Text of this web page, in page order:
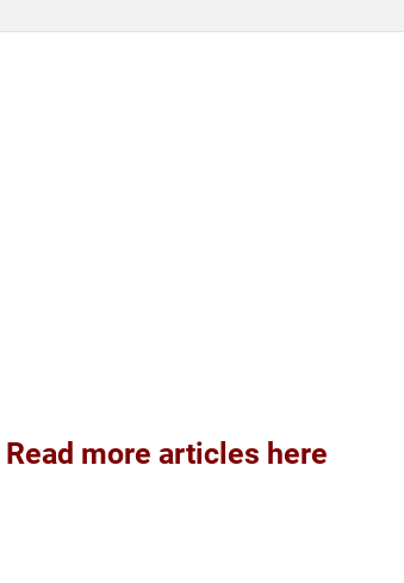
Read more articles here